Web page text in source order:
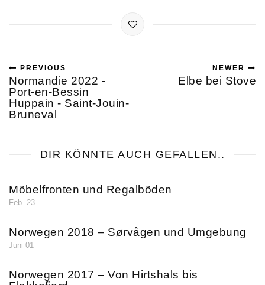
PREVIOUS
Normandie 2022 -
Port-en-Bessin
Huppain - Saint-Jouin-
Bruneval
NEWER
Elbe bei Stove
DIR KÖNNTE AUCH GEFALLEN..
Möbelfronten und Regalböden
Feb. 23
Norwegen 2018 – Sørvågen und Umgebung
Juni 01
Norwegen 2017 – Von Hirtshals bis